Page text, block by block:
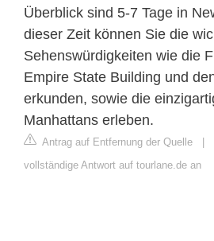
Überblick sind 5-7 Tage in
dieser Zeit können Sie die
Sehenswürdigkeiten wie die
Empire State Building und
erkunden, sowie die
Manhattans erleben.
Antrag auf Entfernung der Quelle |
vollständige Antwort auf tourlane.de an